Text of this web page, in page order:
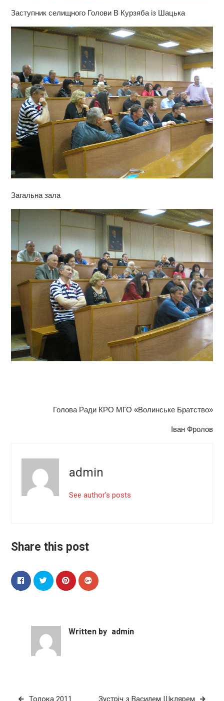
Заступник селищного Голови В Курзяба із Шацька
Загальна зала
Голова Ради КРО МГО «Волинське Братство»
Іван Фролов
admin
See author's posts
Share this post
Written by admin
Навігація
Толока 2011 Зустріч з Василем Шклярем